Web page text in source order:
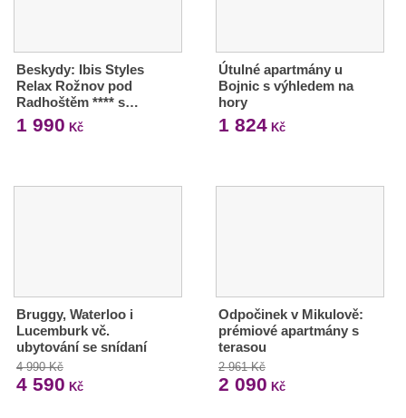
Beskydy: Ibis Styles
Relax Rožnov pod
Radhoštěm **** s…
1 990 Kč
Útulné apartmány u
Bojnic s výhledem na
hory
1 824Kč
Bruggy, Waterloo i
Lucemburk vč.
ubytování se snídaní
4 990 Kč
4 590 Kč
Odpočinek v Mikulově:
prémiové apartmány s
terasou
2 961 Kč
2 090 Kč